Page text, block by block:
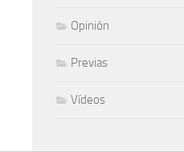
Opinión
Previas
Vídeos